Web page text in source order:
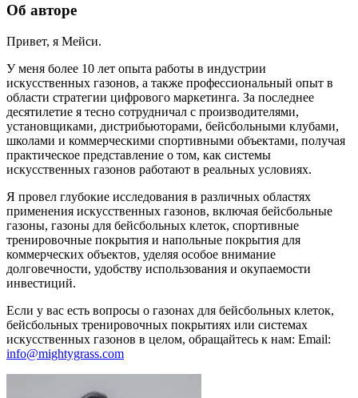
Об авторе
Привет, я Мейси.
У меня более 10 лет опыта работы в индустрии
искусственных газонов, а также профессиональный опыт в
области стратегии цифрового маркетинга. За последнее
десятилетие я тесно сотрудничал с производителями,
установщиками, дистрибьюторами, бейсбольными клубами,
школами и коммерческими спортивными объектами, получая
практическое представление о том, как системы
искусственных газонов работают в реальных условиях.
Я провел глубокие исследования в различных областях
применения искусственных газонов, включая бейсбольные
газоны, газоны для бейсбольных клеток, спортивные
тренировочные покрытия и напольные покрытия для
коммерческих объектов, уделяя особое внимание
долговечности, удобству использования и окупаемости
инвестиций.
Если у вас есть вопросы о газонах для бейсбольных клеток,
бейсбольных тренировочных покрытиях или системах
искусственных газонов в целом, обращайтесь к нам: Email:
info@mightygrass.com